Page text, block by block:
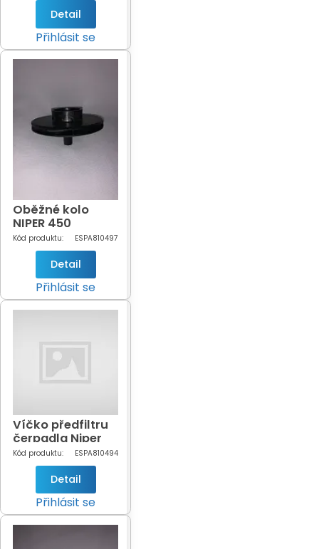
Detail
Přihlásit se
Oběžné kolo
NIPER 450
Kód produktu: ESPA810497
Detail
Přihlásit se
Víčko předfiltru
čerpadla Niper
(vnitřní závit)
Kód produktu: ESPA810494
Detail
Přihlásit se